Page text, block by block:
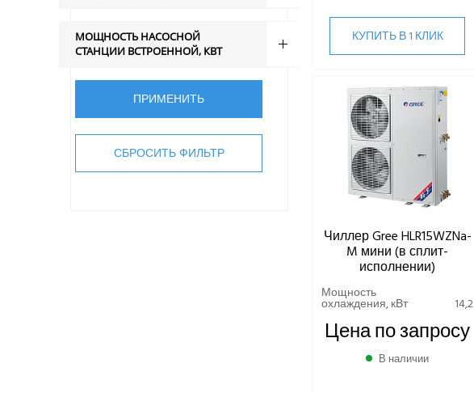
МОЩНОСТЬ НАСОСНОЙ
СТАНЦИИ ВСТРОЕННОЙ, КВТ
КУПИТЬ В 1 КЛИК
Чиллер Gree HLR15WZNa-
M мини (в сплит-
исполнении)
Мощность
охлаждения, кВт 14,2
Цена по запросу
В наличии